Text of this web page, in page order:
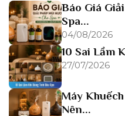
Báo Giá
Spa...
04/08/2026
10 Sai Lầm
27/07/2026
Máy
Nên...